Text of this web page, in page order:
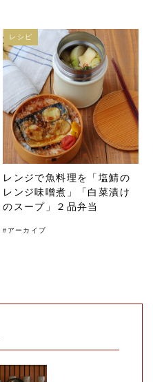
レンジで魚料理を「塩鯖の
レンジ味噌煮」「白菜漬け
のスープ」２品弁当
# アーカイブ
レシピ